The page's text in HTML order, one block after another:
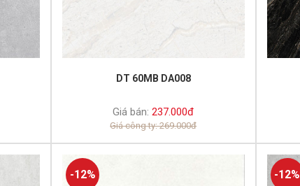
DT 60MB DA008
Giá bán: 237.000đ
Giá công ty: 269.000đ
-12% -12%